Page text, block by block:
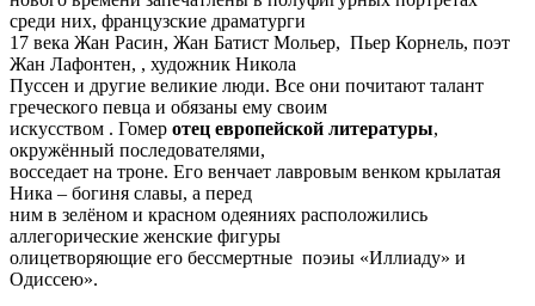
среди них, французские драматурги
17 века Жан Расин, Жан Батист Мольер, Пьер Корнель, поэт
Жан Лафонтен, , художник Никола
Пуссен и другие великие люди. Все они почитают талант
греческого певца и обязаны ему своим
искусством . Гомер отец европейской литературы,
окружённый последователями,
восседает на троне. Его венчает лавровым венком крылатая
Ника – богиня славы, а перед
ним в зелёном и красном одеяниях расположились
аллегорические женские фигуры
олицетворяющие его бессмертные поэиы «Иллиаду» и
Одиссею».